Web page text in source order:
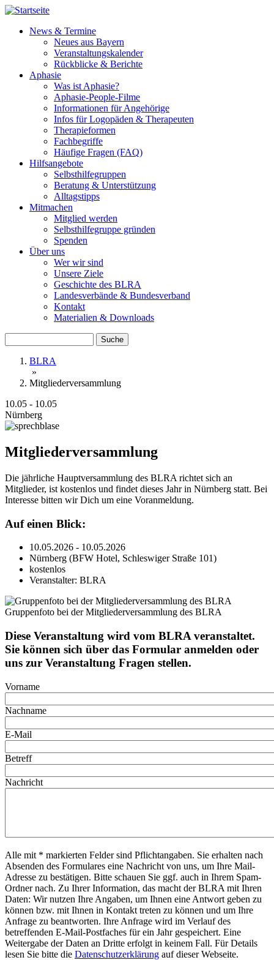
Direkt
Inhalt
navigation
News & Termine
Neues aus Bayern
Veranstaltungskalender
Rückblicke & Berichte
Aphasie
Was ist Aphasie?
Aphasie-People-Filme
Informationen für Angehörige
Infos für Logopäden & Therapeuten
Therapieformen
Fachbegriffe
Häufige Fragen (FAQ)
Hilfsangebote
Selbsthilfegruppen
Beratung & Unterstützung
Alltagstipps
Mitmachen
Mitglied werden
Selbsthilfegruppe gründen
Spenden
Über uns
Wer wir sind
Unsere Ziele
Geschichte des BLRA
Landesverbände & Bundesverband
Kontakt
Materialien & Downloads
BLRA
»
Mitgliederversammlung
10.05 - 10.05
Nürnberg
Mitgliederversammlung
Die jährliche Hauptversammlung des BLRA richtet sich an
Mitglieder, ist kostenlos und findet dieses Jahr in Nürnberg statt. Bei
Interesse bitten wir Dich um eine Voranmeldung.
Auf einen Blick:
10.05.2026 - 10.05.2026
Nürnberg (BFW Hotel, Schleswiger Straße 101)
kostenlos
Veranstalter: BLRA
Gruppenfoto bei der Mitgliederversammlung des BLRA
Diese Veranstaltung wird vom BLRA veranstaltet.
Sie können sich über das Formular anmelden oder
uns zur Veranstaltung Fragen stellen.
Vorname
Nachname
E-Mail
Betreff
Nachricht
Alle mit * markierten Felder sind Pflichtangaben. Sie erhalten nach
Absenden des Formulares eine Nachricht von uns, um Ihre Mail-
Adresse zu bestätigen. Bitte schauen Sie ggf. auch in Ihrem Spam-
Ordner nach. Zu Ihrer Information, das macht der BLRA mit Ihren
Daten: Wir nutzen Ihre Angaben, um Ihnen eine Antwort geben zu
können bzw. mit Ihnen in Kontakt treten zu können und um Ihre
Anfrage zu beantworten. Ihre Anfrage wird im Verlauf des
betreffenden E-Mail-Postfaches für ein Jahr gespeichert. Eine
Weitergabe der Daten an Dritte erfolgt in keinem Fall. Für Details
lesen Sie bitte die Datenschutzerklärung auf dieser Webseite.